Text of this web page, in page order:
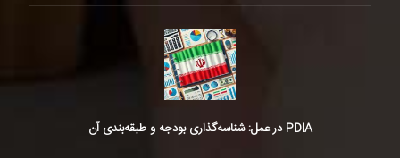
PDIA در عمل: شناسه‌گذاری بودجه و طبقه‌بندی آن